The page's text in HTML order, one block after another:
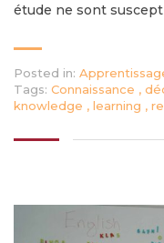
étude ne sont
Posted in:
Tags: Connaissance ,
knowledge , learning ,